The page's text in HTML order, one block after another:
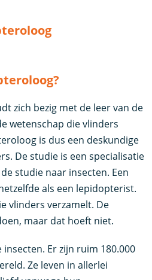
zich bezig met de leer van de
wetenschap die vlinders
is dus een deskundige
De studie is een specialisatie
studie naar insecten. Een
als een lepidopterist.
vlinders verzamelt. De
maar dat hoeft niet.
Er zijn ruim 180.000
Ze leven in allerlei